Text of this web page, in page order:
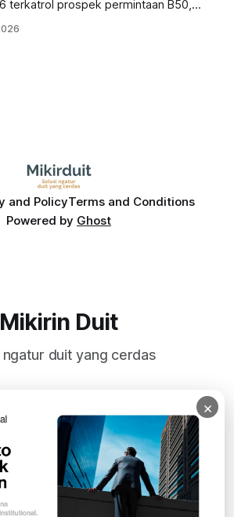
terkatrol prospek permintaan B50,
mendekati 2027. Kira-kira gimana
and PolicyTerms and Conditions
Powered by Ghost
Mikirin Duit
ngatur duit yang cerdas
Subscribe
×